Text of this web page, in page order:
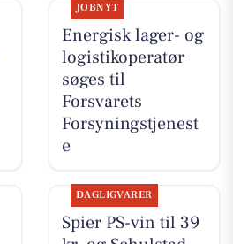
JOBNYT
Energisk lager- og
logistikoperatør
søges til
Forsvarets
Forsyningstjenest
e
DAGLIGVARER
Spier PS-vin til 39